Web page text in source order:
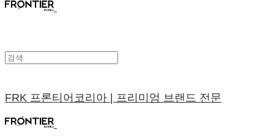
FRK 프론티어코리아 | 프리미엄 브랜드 전문